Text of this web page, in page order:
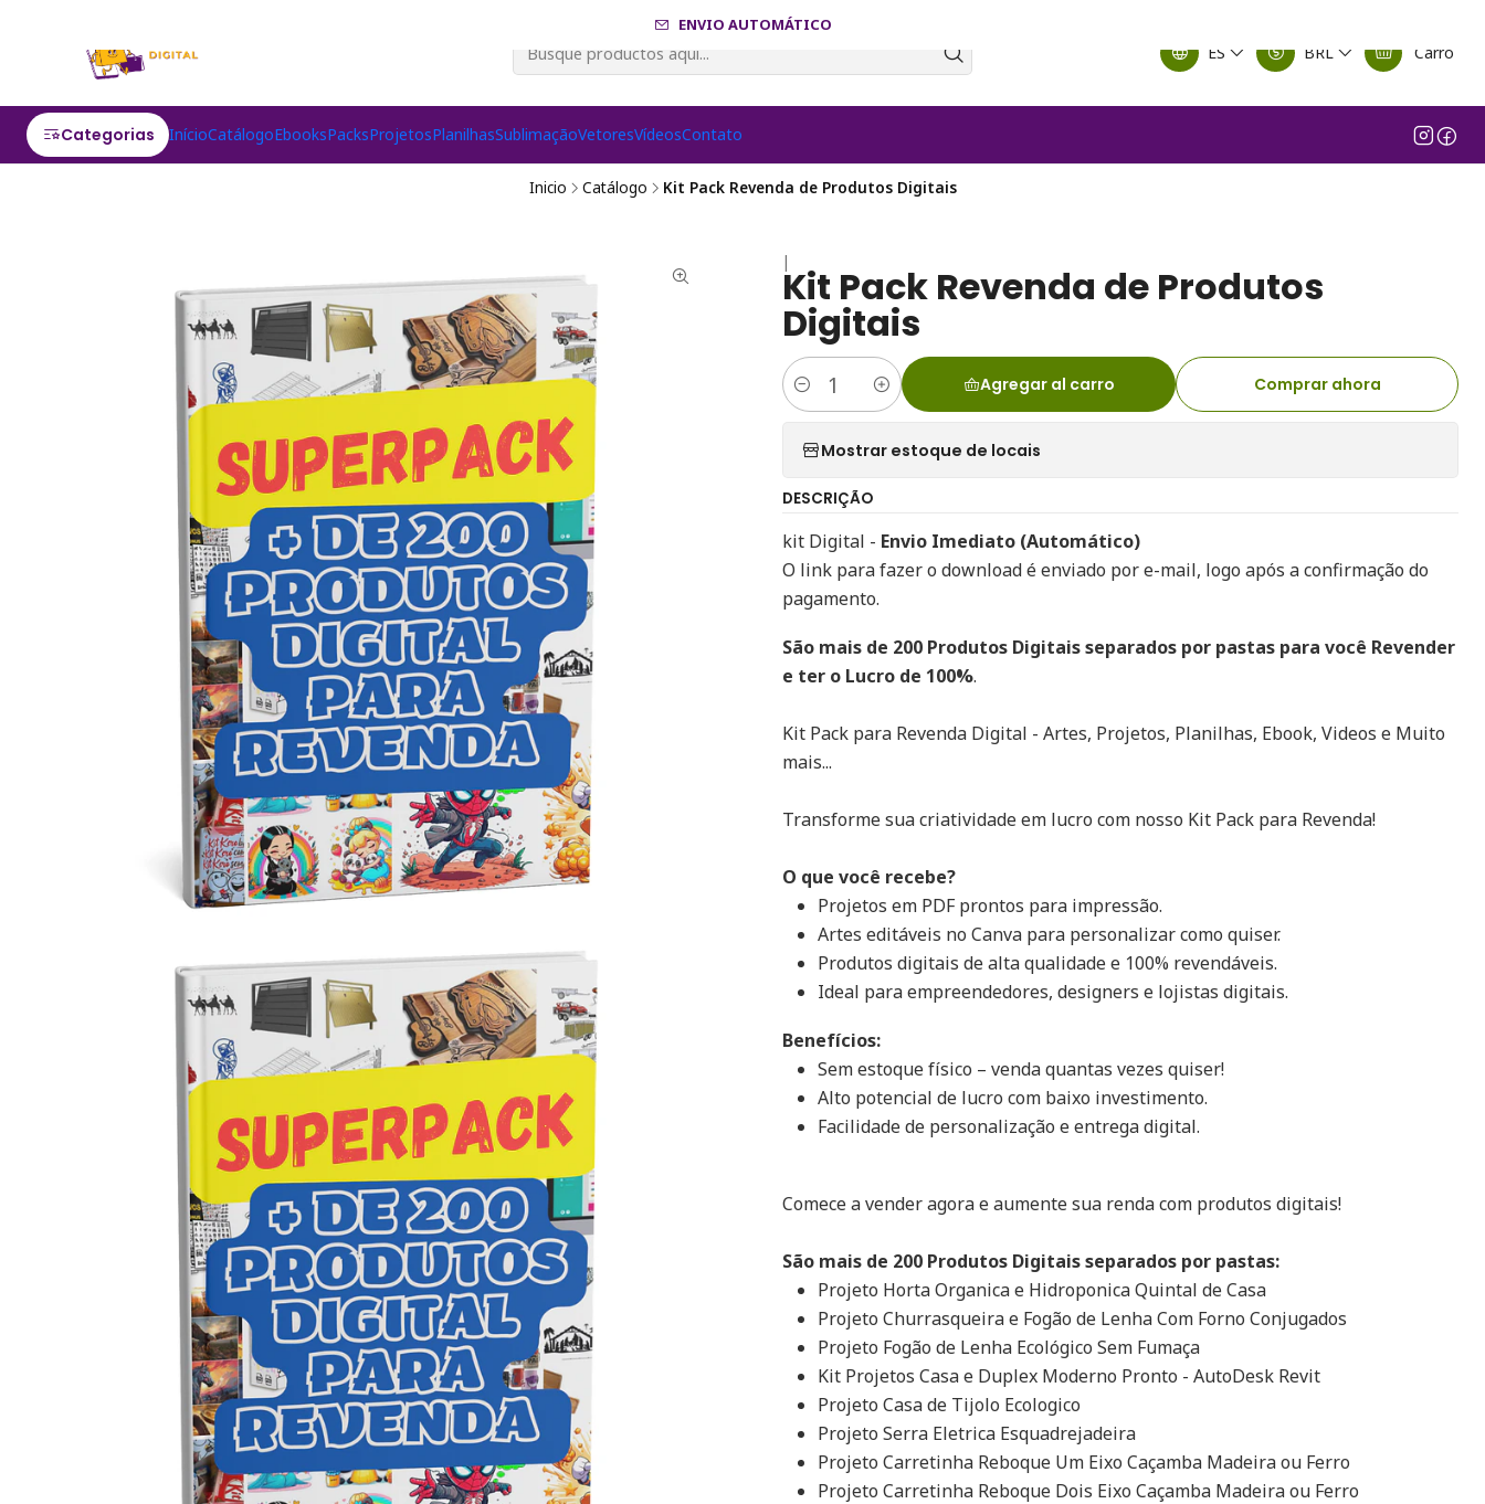
ES BRL Carro
Categorias InícioCatálogoEbooksPacksProjetosPlanilhasSublimaçãoVetoresVídeosContato
ENVIO AUTOMÁTICO
Inicio Catálogo Kit Pack Revenda de Produtos Digitais
|
Kit Pack Revenda de Produtos
Digitais
Cantidad
Agregar al carro Comprar ahora
Mostrar estoque de locais
DESCRIÇÃO
kit Digital - Envio Imediato (Automático)
O link para fazer o download é enviado por e-mail, logo após a confirmação do
pagamento.
São mais de 200 Produtos Digitais separados por pastas para você Revender
e ter o Lucro de 100%.
Kit Pack para Revenda Digital - Artes, Projetos, Planilhas, Ebook, Videos e Muito
mais...
Transforme sua criatividade em lucro com nosso Kit Pack para Revenda!
O que você recebe?
Projetos em PDF prontos para impressão.
Artes editáveis no Canva para personalizar como quiser.
Produtos digitais de alta qualidade e 100% revendáveis.
Ideal para empreendedores, designers e lojistas digitais.
Benefícios:
Sem estoque físico – venda quantas vezes quiser!
Alto potencial de lucro com baixo investimento.
Facilidade de personalização e entrega digital.
Comece a vender agora e aumente sua renda com produtos digitais!
São mais de 200 Produtos Digitais separados por pastas:
Projeto Horta Organica e Hidroponica Quintal de Casa
Projeto Churrasqueira e Fogão de Lenha Com Forno Conjugados
Projeto Fogão de Lenha Ecológico Sem Fumaça
Kit Projetos Casa e Duplex Moderno Pronto - AutoDesk Revit
Projeto Casa de Tijolo Ecologico
Projeto Serra Eletrica Esquadrejadeira
Projeto Carretinha Reboque Um Eixo Caçamba Madeira ou Ferro
Projeto Carretinha Reboque Dois Eixo Caçamba Madeira ou Ferro